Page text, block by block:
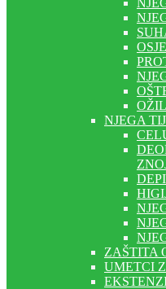
NJEGA
ZAŠTITA
UMETCI